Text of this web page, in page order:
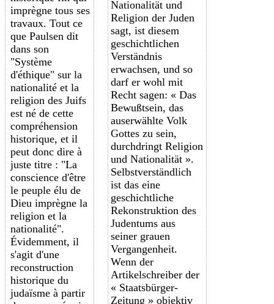
imprègne tous ses
travaux. Tout ce
que Paulsen dit
dans son
"Système
d'éthique" sur la
nationalité et la
religion des Juifs
est né de cette
compréhension
historique, et il
peut donc dire à
juste titre : "La
conscience d'être
le peuple élu de
Dieu imprègne la
religion et la
nationalité".
Évidemment, il
s'agit d'une
reconstruction
historique du
judaïsme à partir
Nationalität und
Religion der Juden
sagt, ist diesem
geschichtlichen
Verständnis
erwachsen, und so
darf er wohl mit
Recht sagen: « Das
Bewußtsein, das
auserwählte Volk
Gottes zu sein,
durchdringt Religion
und Nationalität ».
Selbstverständlich
ist das eine
geschichtliche
Rekonstruktion des
Judentums aus
seiner grauen
Vergangenheit.
Wenn der
Artikelschreiber der
« Staatsbürger-
Zeitung » objektiv